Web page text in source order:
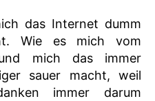
das Internet dumm
Wie es mich vom
mich das immer
sauer macht, weil
immer darum